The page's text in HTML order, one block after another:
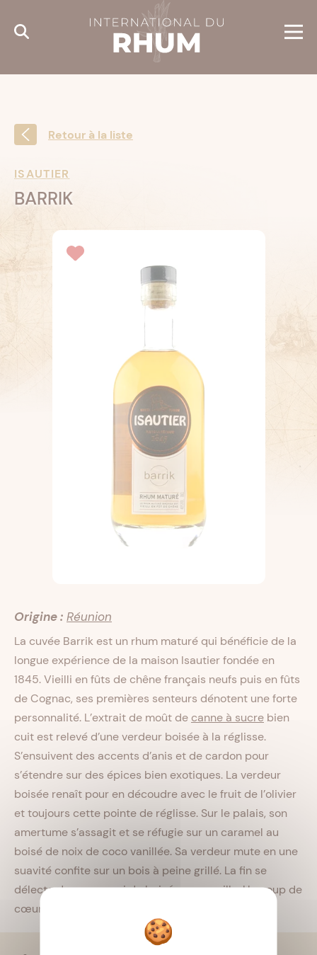
Retour à la liste
ISAUTIER
BARRIK
Origine : Réunion
La cuvée Barrik est un rhum maturé qui bénéficie de la
longue expérience de la maison Isautier fondée en
1845. Vieilli en fûts de chêne français neufs puis en fûts
de Cognac, ses premières senteurs dénotent une forte
personnalité. L’extrait de moût de canne à sucre bien
cuit est relevé d’une verdeur boisée à la réglisse.
S’ensuivent des accents d’anis et de cardon pour
s’étendre sur des épices bien exotiques. La verdeur
boisée renaît pour en découdre avec le fruit de l’olivier
et toujours cette pointe de réglisse. Sur le palais, son
amertume s’assagit et se réfugie sur un caramel au
boisé de noix de coco vanillée. Sa verdeur mute en une
suavité confite sur un bois à peine grillé. La fin se
délecte de son renvoi de boisé coco vanille. Un coup de
cœur.
Cookies management panel